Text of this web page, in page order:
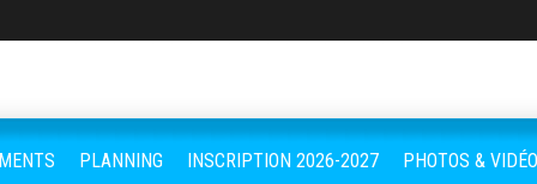
PLANNING INSCRIPTION 2026-2027 PHOTOS &